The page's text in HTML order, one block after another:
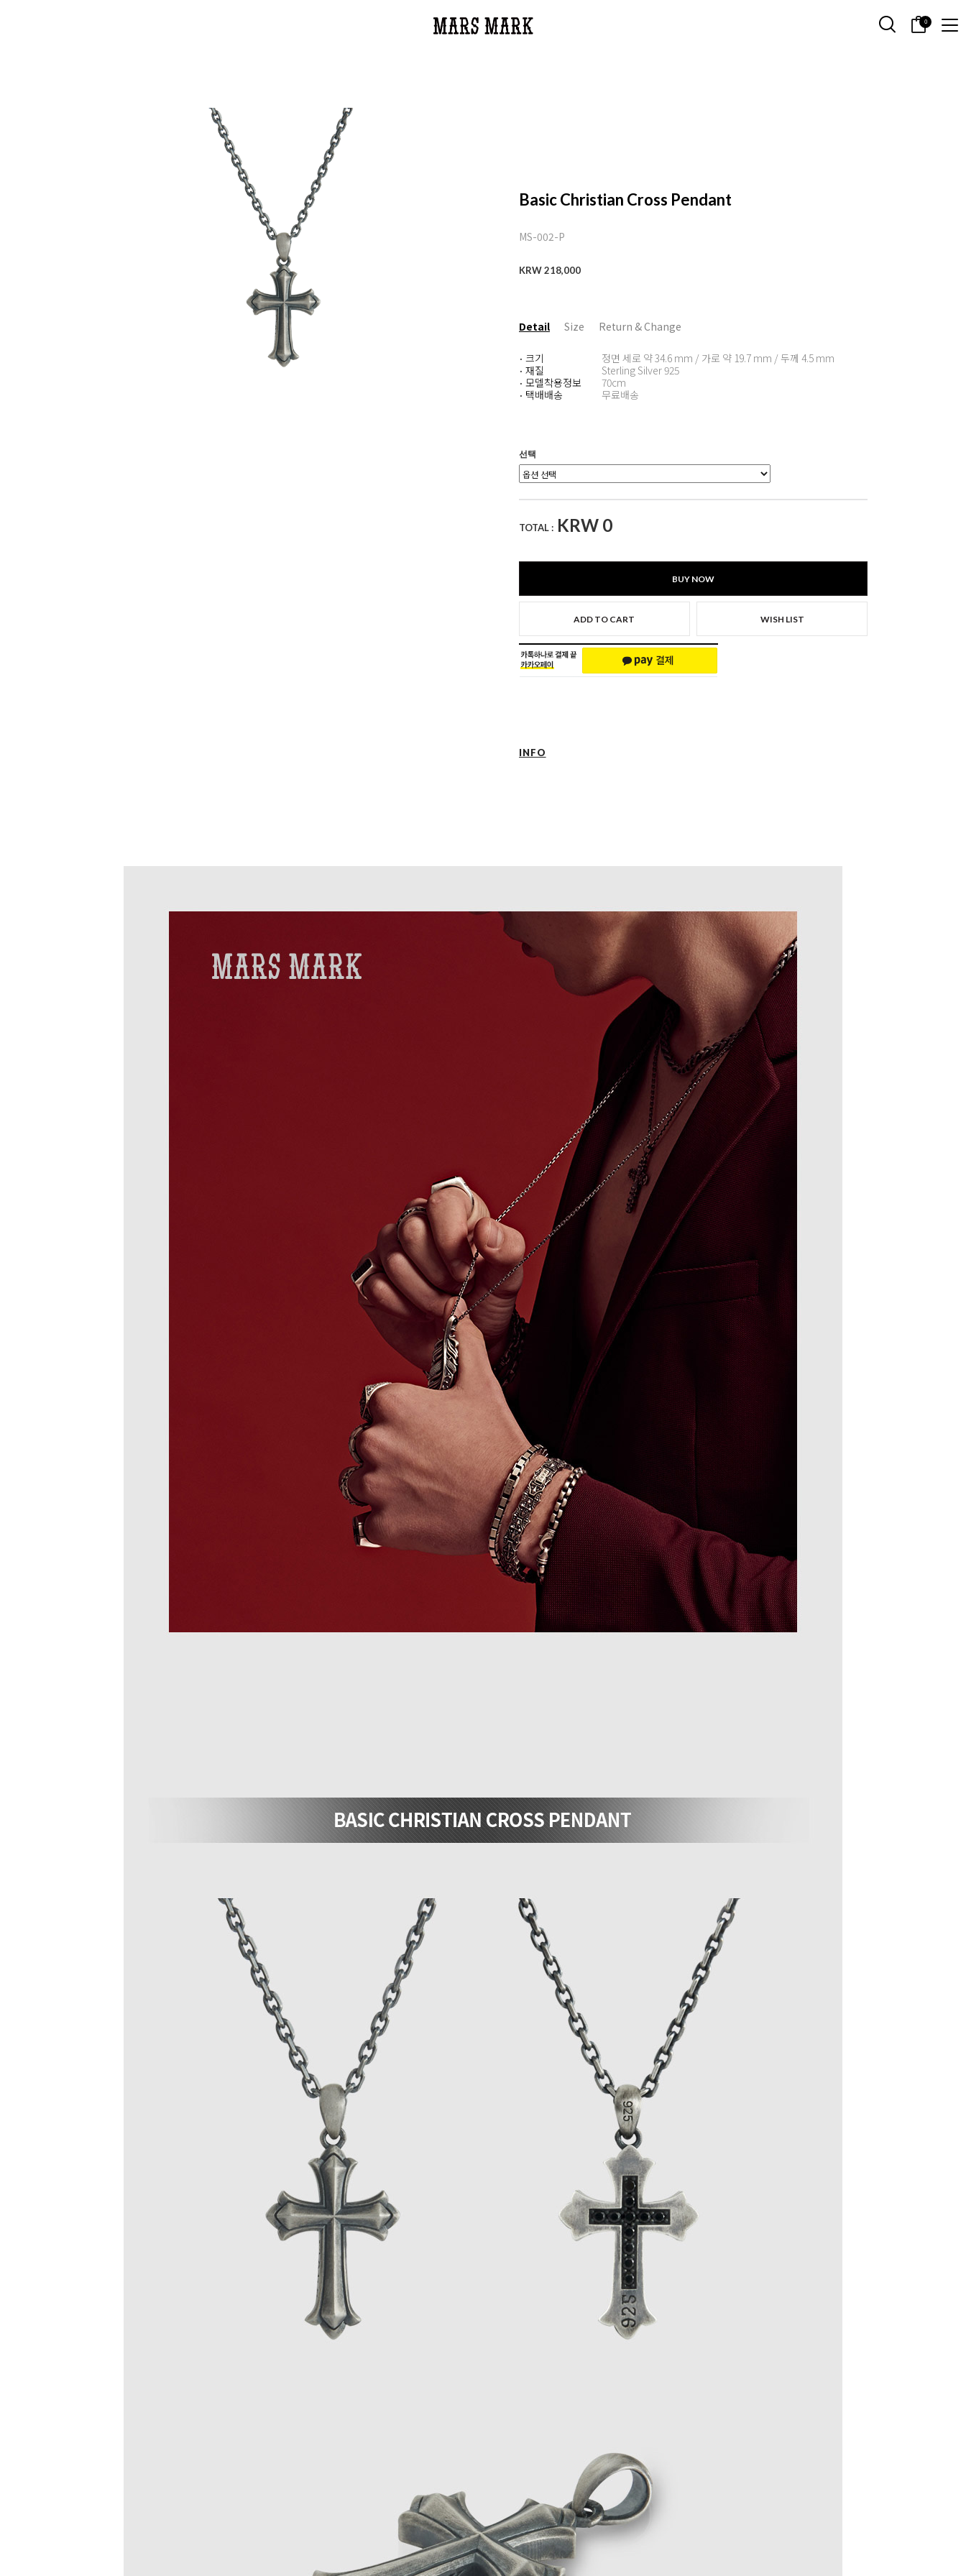
0
Basic Christian Cross Pendant
MS-002-P
KRW 218,000
Detail Size Return & Change
· 크기 정면 세로 약 34.6 mm / 가로 약 19.7 mm / 두께 4.5 mm
· 재질 Sterling Silver 925
· 모델착용정보 70cm
· 택배배송 무료배송
선택
TOTAL : KRW 0
BUY NOW
ADD TO CART WISH LIST
INFO